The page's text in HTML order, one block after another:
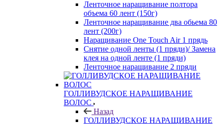
Ленточное наращивание полтора
объема 60 лент (150г)
Ленточное наращивание два обьема 80
лент (200г)
Наращивание One Touch Air 1 прядь
Снятие одной ленты (1 пряди)/ Замена
клея на одной ленте (1 пряди)
Ленточное наращивание 2 пряди
ГОЛЛИВУДСКОЕ НАРАЩИВАНИЕ
ВОЛОС
Назад
ГОЛЛИВУДСКОЕ НАРАЩИВАНИЕ